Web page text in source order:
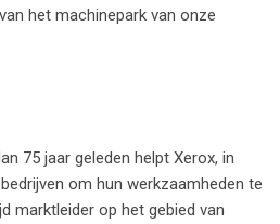
het machinepark van onze
75 jaar geleden helpt Xerox, in
om hun werkzaamheden te
marktleider op het gebied van